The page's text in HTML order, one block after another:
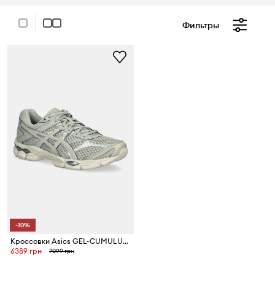
Фильтры
-10%
Кроссовки Asics GEL-CUMULUS 16
6389 грн
7099 грн